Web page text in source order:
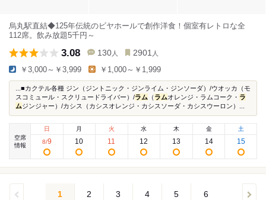
烏丸駅直結◆125年伝統のビヤホールで創作洋食！個室有レトロな全
112席。飲み放題5千円～
3.08 130 人 2901 人
￥3,000～￥3,999 ￥1,000～￥1,999
...■カクテル各種 ジン（ジントニック・ジンライム・ジンソーダ）/ウオッカ（モ
スコミュール・スクリュードライバー）/ラム （ ラムオレンジ・ラムコーク・ ラ
ムジンジャー）/カシス（カシスオレンジ・カシスソーダ・カシスウーロン）...
空席
情報
日
8/9
月
10
火
11
水
12
木
13
金
14
土
15
1 2 3 4 5 6